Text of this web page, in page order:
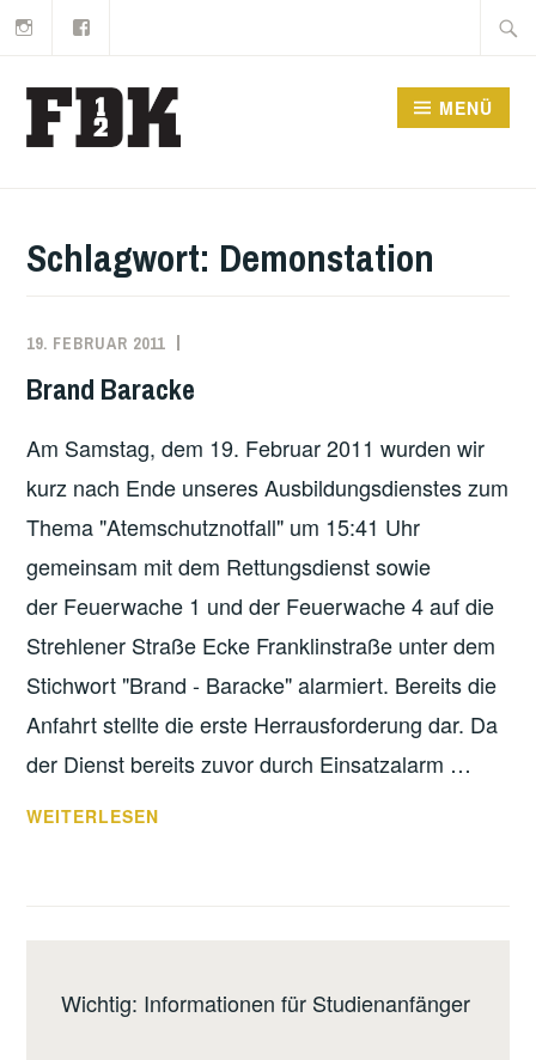
Zum
springen
Suche
MENÜ
Schlagwort: Demonstation
19. FEBRUAR 2011
Brand Baracke
Am Samstag, dem 19. Februar 2011 wurden wir
kurz nach Ende unseres Ausbildungsdienstes zum
Thema "Atemschutznotfall" um 15:41 Uhr
gemeinsam mit dem Rettungsdienst sowie
der Feuerwache 1 und der Feuerwache 4 auf die
Strehlener Straße Ecke Franklinstraße unter dem
Stichwort "Brand - Baracke" alarmiert. Bereits die
Anfahrt stellte die erste Herrausforderung dar. Da
der Dienst bereits zuvor durch Einsatzalarm …
BRAND
WEITERLESEN
Wichtig: Informationen für Studienanfänger